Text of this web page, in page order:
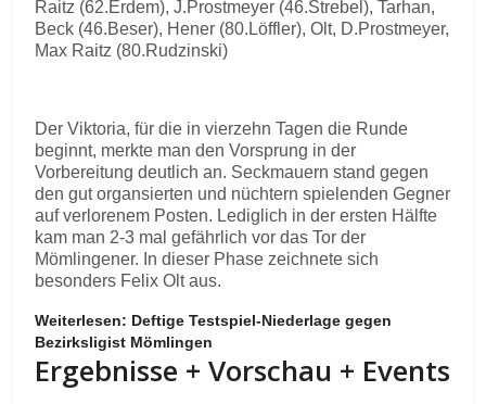
Raitz (62.Erdem), J.Prostmeyer (46.Strebel), Tarhan,
Beck (46.Beser), Hener (80.Löffler), Olt, D.Prostmeyer,
Max Raitz (80.Rudzinski)
Der Viktoria, für die in vierzehn Tagen die Runde
beginnt, merkte man den Vorsprung in der
Vorbereitung deutlich an. Seckmauern stand gegen
den gut organsierten und nüchtern spielenden Gegner
auf verlorenem Posten. Lediglich in der ersten Hälfte
kam man 2-3 mal gefährlich vor das Tor der
Mömlingener. In dieser Phase zeichnete sich
besonders Felix Olt aus.
Weiterlesen: Deftige Testspiel-Niederlage gegen
Bezirksligist Mömlingen
Ergebnisse + Vorschau + Events